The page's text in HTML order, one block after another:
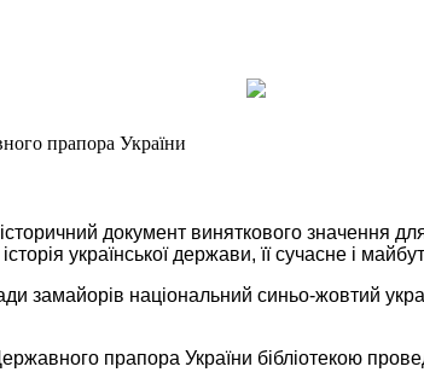
прапора України
документ виняткового значення
української держави, її сучасне і
замайорів національний синьо-жовтий
прапора України бібліотекою